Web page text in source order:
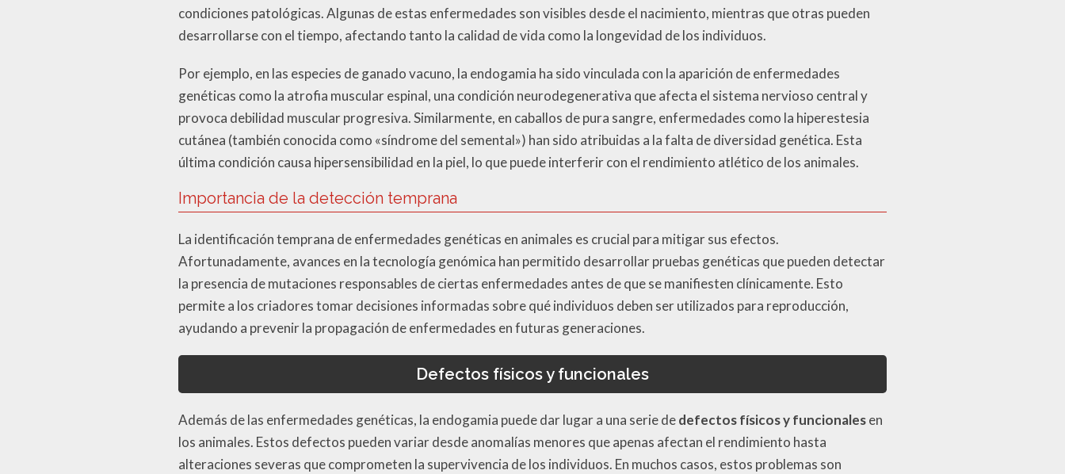
condiciones patológicas. Algunas de estas enfermedades son visibles desde el nacimiento, mientras que otras pueden
desarrollarse con el tiempo, afectando tanto la calidad de vida como la longevidad de los individuos.
Por ejemplo, en las especies de ganado vacuno, la endogamia ha sido vinculada con la aparición de enfermedades
genéticas como la atrofia muscular espinal, una condición neurodegenerativa que afecta el sistema nervioso central y
provoca debilidad muscular progresiva. Similarmente, en caballos de pura sangre, enfermedades como la hiperestesia
cutánea (también conocida como «síndrome del semental») han sido atribuidas a la falta de diversidad genética. Esta
última condición causa hipersensibilidad en la piel, lo que puede interferir con el rendimiento atlético de los animales.
Importancia de la detección temprana
La identificación temprana de enfermedades genéticas en animales es crucial para mitigar sus efectos.
Afortunadamente, avances en la tecnología genómica han permitido desarrollar pruebas genéticas que pueden detectar
la presencia de mutaciones responsables de ciertas enfermedades antes de que se manifiesten clínicamente. Esto
permite a los criadores tomar decisiones informadas sobre qué individuos deben ser utilizados para reproducción,
ayudando a prevenir la propagación de enfermedades en futuras generaciones.
Defectos físicos y funcionales
Además de las enfermedades genéticas, la endogamia puede dar lugar a una serie dedefectos físicos y funcionalesen
los animales. Estos defectos pueden variar desde anomalías menores que apenas afectan el rendimiento hasta
alteraciones severas que comprometen la supervivencia de los individuos. En muchos casos, estos problemas son